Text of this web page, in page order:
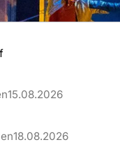
15.08.2026
18.08.2026